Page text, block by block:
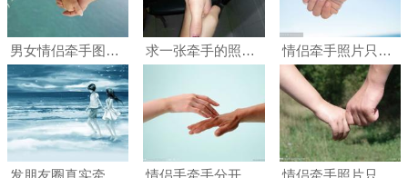
男女情侣牵手图片, 不用照到人.真实 求一张牵手的照片,真实点,谁 情侣牵手照片只要手